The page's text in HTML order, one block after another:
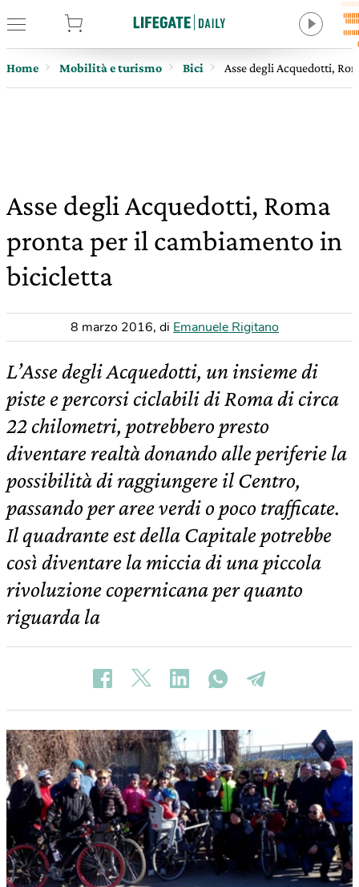
Home Mobilità e turismo Bici Asse degli Acquedotti,
Asse degli Acquedotti, Roma
pronta per il cambiamento in
bicicletta
8 marzo 2016, di Emanuele Rigitano
L’Asse degli Acquedotti, un insieme di
piste e percorsi ciclabili di Roma di circa
22 chilometri, potrebbero presto
diventare realtà donando alle periferie la
possibilità di raggiungere il Centro,
passando per aree verdi o poco trafficate.
Il quadrante est della Capitale potrebbe
così diventare la miccia di una piccola
rivoluzione copernicana per quanto
riguarda la